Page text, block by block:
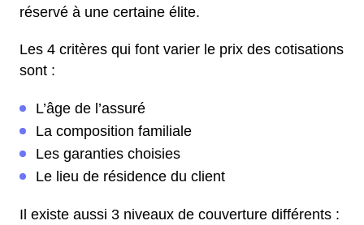
réservé à une certaine élite.
Les 4 critères qui font varier le prix des cotisations
sont :
L’âge de l’assuré
La composition familiale
Les garanties choisies
Le lieu de résidence du client
Il existe aussi 3 niveaux de couverture différents :